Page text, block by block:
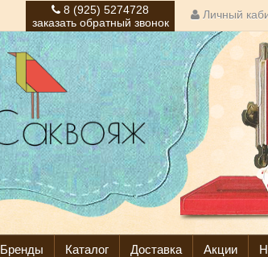
8 (925) 5274728
заказать обратный звонок
Личный
Бренды Каталог Доставка Акции